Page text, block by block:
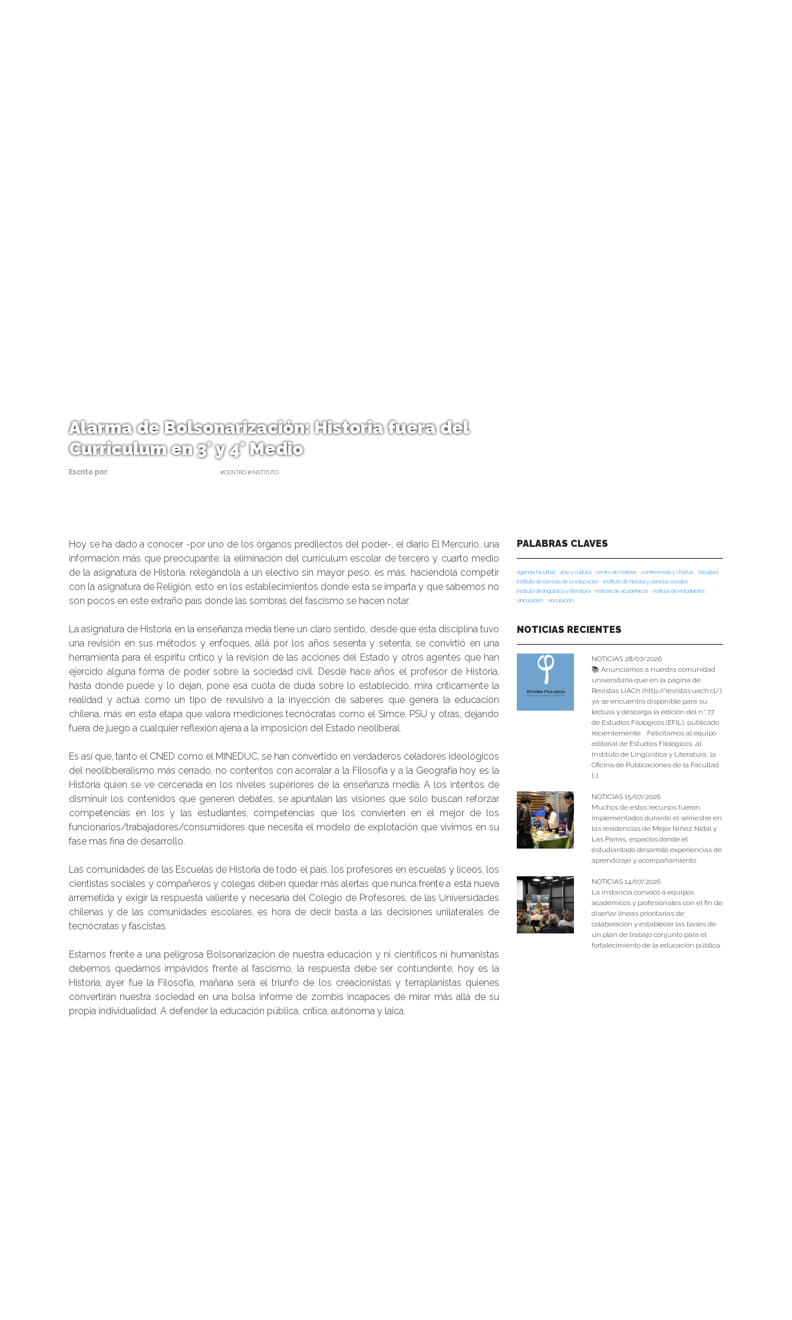
Alarma de Bolsonarización: Historia fuera del
Curriculum en 3° y 4° Medio
Escrito por: #CENTRO #INSTITUTO
Hoy se ha dado a conocer -por uno de los órganos predilectos del poder-, el diario El Mercurio, una
información más que preocupante: la eliminación del currículum escolar de tercero y cuarto medio
de la asignatura de Historia, relegándola a un electivo sin mayor peso, es más, haciéndola competir
con la asignatura de Religión, esto en los establecimientos donde esta se imparta y que sabemos no
son pocos en este extraño país donde las sombras del fascismo se hacen notar.
La asignatura de Historia en la enseñanza media tiene un claro sentido, desde que esta disciplina tuvo
una revisión en sus métodos y enfoques, allá por los años sesenta y setenta, se convirtió en una
herramienta para el espíritu crítico y la revisión de las acciones del Estado y otros agentes que han
ejercido alguna forma de poder sobre la sociedad civil. Desde hace años el profesor de Historia,
hasta donde puede y lo dejan, pone esa cuota de duda sobre lo establecido, mira críticamente la
realidad y actúa como un tipo de revulsivo a la inyección de saberes que genera la educación
chilena, más en esta etapa que valora mediciones tecnócratas como el Simce, PSU y otras, dejando
fuera de juego a cualquier reflexión ajena a la imposición del Estado neoliberal.
Es así que, tanto el CNED como el MINEDUC, se han convertido en verdaderos celadores ideológicos
del neolibberalismo más cerrado, no contentos con acorralar a la Filosofía y a la Geografía hoy es la
Historia quien se ve cercenada en los niveles superiores de la enseñanza media. A los intentos de
disminuir los contenidos que generen debates, se apuntalan las visiones que solo buscan reforzar
competencias en los y las estudiantes, competencias que los convierten en el mejor de los
funcionarios/trabajadores/consumidores que necesita el modelo de explotación que vivimos en su
fase más fina de desarrollo.
Las comunidades de las Escuelas de Historia de todo el país, los profesores en escuelas y liceos, los
cientistas sociales y compañeros y colegas deben quedar más alertas que nunca frente a esta nueva
arremetida y exigir la respuesta valiente y necesaria del Colegio de Profesores, de las Universidades
chilenas y de las comunidades escolares, es hora de decir basta a las decisiones unilaterales de
tecnócratas y fascistas.
Estamos frente a una peligrosa Bolsonarización de nuestra educación y ni científicos ni humanistas
debemos quedarnos impávidos frente al fascismo, la respuesta debe ser contundente, hoy es la
Historia, ayer fue la Filosofía, mañana será el triunfo de los creacionistas y terraplanistas quienes
convertirán nuestra sociedad en una bolsa informe de zombis incapaces de mirar más allá de su
propia individualidad. A defender la educación pública, crítica, autónoma y laica.
PALABRAS CLAVES
agenda facultad arte y cultura centro de noticias conferencias y charlas
facultad
instituto de ciencias de la educación
instituto de historia y ciencias sociales
instituto de lingüística y literatura
noticias de académicos
noticias de estudiantes
vinculacion
vinculación
NOTICIAS RECIENTES
NOTICIAS 28/07/2026
📚 Anunciamos a nuestra comunidad
universitaria que en la página de
Revistas UACh (http://revistas.uach.cl/),
ya se encuentra disponible para su
lectura y descarga la edición del n° 77
de Estudios Filológicos (EFIL), publicado
recientemente. Felicitamos al equipo
editorial de Estudios Filológicos, al
Instituto de Lingüística y Literatura, la
Oficina de Publicaciones de la Facultad
[…]
NOTICIAS 15/07/2026
Muchos de estos recursos fueron
implementados durante el semestre en
las residencias de Mejor Niñez Nidal y
Las Parras, espacios donde el
estudiantado desarrolló experiencias de
aprendizaje y acompañamiento.
NOTICIAS 14/07/2026
La instancia convocó a equipos
académicos y profesionales con el fin de
diseñar líneas prioritarias de
colaboración y establecer las bases de
un plan de trabajo conjunto para el
fortalecimiento de la educación pública.